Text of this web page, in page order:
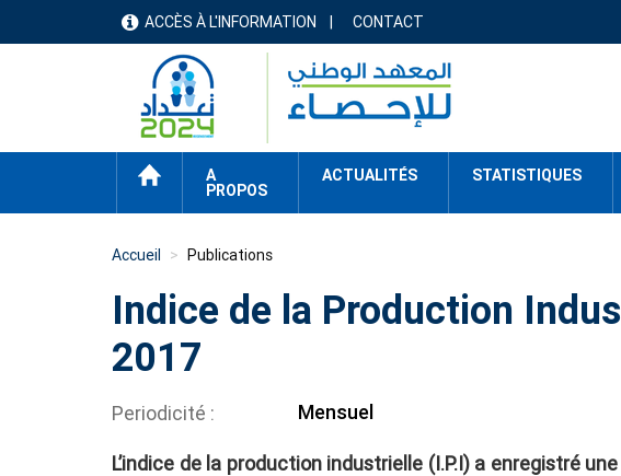
menu
header
ACCÈS À L'INFORMATION CONTACT
ACCUEIL
A
PROPOS
ACTUALITÉS STATISTIQUES
Accueil Publications
Indice de la Production
2017
Periodicité Mensuel
L’indice de la production industrielle (I.P.I) a enregistré